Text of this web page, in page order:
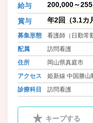
給与 200,000～
賞与 年2回（3.1カ
募集形態
看護師（日勤常
配属
訪問看護
住所
岡山県真庭市
アクセス
姫新線 中国勝山
診療科目
訪問看護
キープする